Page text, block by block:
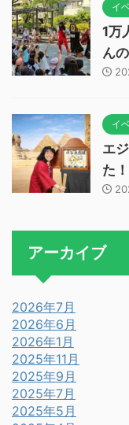
イ
1万
ん
イ
エ
た！
アーカイブ
2026年7月
2026年6月
2026年1月
2025年11月
2025年9月
2025年7月
2025年5月